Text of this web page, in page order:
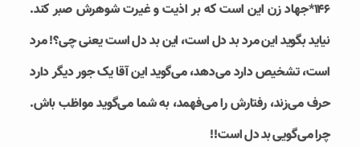
۱۴۶*جهاد زن این است که بر اذیت و غیرت شوهرش صبر کند.
نیاید بگوید این مرد بد دل است، این بد دل است یعنی چی؟! مرد
است، تشخیص دارد می‌دهد، می‌گوید این آقا یک جور دیگر دارد
حرف می‌زند، رفتارش را می‌فهمد، به شما می‌گوید مواظب باش.
چرا می‌گویی بد دل است!!